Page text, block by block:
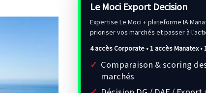
Le Moci Export Decision
Expertise Le Moci + plateforme IA
prioriser vos marchés et passer à
4 accès Corporate • 1 accès Manatex •
Comparaison & scoring
marchés